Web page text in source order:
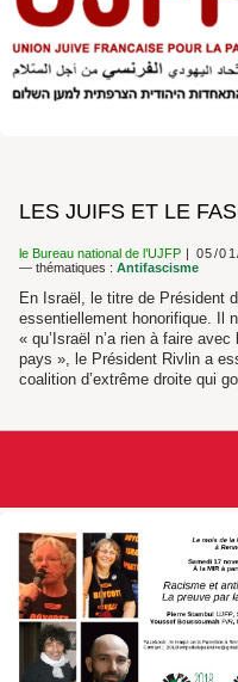
LES JUIFS ET LE
le Bureau national de l’UJFP 05/
— thématiques : Antifascisme
En Israël, le titre de Président
essentiellement honorifique. Il
« qu’Israël n’a rien à faire
pays », le Président Rivlin a
coalition d’extrême droite qui